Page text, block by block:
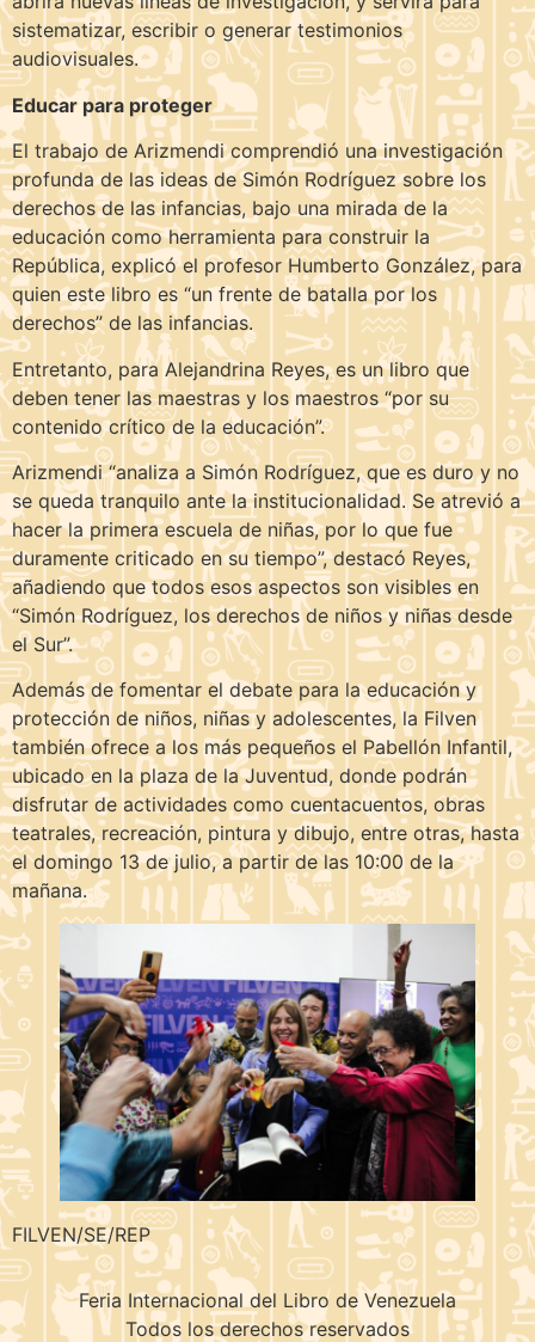
sistematizar, escribir o generar testimonios
audiovisuales.
Educar para proteger
El trabajo de Arizmendi comprendió una investigación
profunda de las ideas de Simón Rodríguez sobre los
derechos de las infancias, bajo una mirada de la
educación como herramienta para construir la
República, explicó el profesor Humberto González, para
quien este libro es “un frente de batalla por los
derechos” de las infancias.
Entretanto, para Alejandrina Reyes, es un libro que
deben tener las maestras y los maestros “por su
contenido crítico de la educación”.
Arizmendi “analiza a Simón Rodríguez, que es duro y no
se queda tranquilo ante la institucionalidad. Se atrevió a
hacer la primera escuela de niñas, por lo que fue
duramente criticado en su tiempo”, destacó Reyes,
añadiendo que todos esos aspectos son visibles en
“Simón Rodríguez, los derechos de niños y niñas desde
el Sur”.
Además de fomentar el debate para la educación y
protección de niños, niñas y adolescentes, la Filven
también ofrece a los más pequeños el Pabellón Infantil,
ubicado en la plaza de la Juventud, donde podrán
disfrutar de actividades como cuentacuentos, obras
teatrales, recreación, pintura y dibujo, entre otras, hasta
el domingo 13 de julio, a partir de las 10:00 de la
mañana.
FILVEN/SE/REP
Feria Internacional del Libro de Venezuela
Todos los derechos reservados